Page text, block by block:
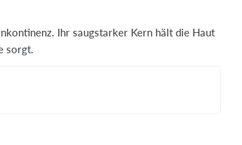
Ihr saugstarker Kern hält die Haut
sorgt.